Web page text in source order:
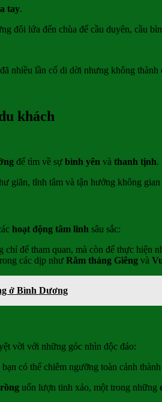
tay.
đôi lứa đến chùa để cầu duyên, cầu
nhiều lần cố di dời nhưng không thành
khách
để tìm về sự bình yên và thanh tịnh.
giãn, tĩnh tâm và tận hưởng không
hoạt động tâm linh sâu sắc:
để tham quan, mà còn để thực hiện
các dịp như Rằm tháng Giêng và
ở Bình Dương
vời với những góc nhìn độc đáo:
có thể chiêm ngưỡng toàn cảnh
uốn lượn tinh xảo, một trong những